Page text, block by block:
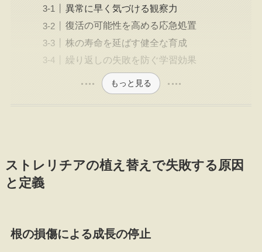
異常に早く気づける観察力
復活の可能性を高める応急処置
株の寿命を延ばす健全な育成
繰り返しの失敗を防ぐ学習効果
もっと見る
ストレリチアの植え替えで失敗する原因
と定義
根の損傷による成長の停止